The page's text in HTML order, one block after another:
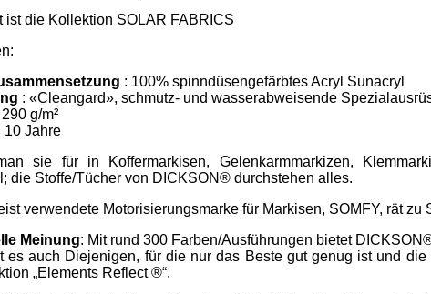
ist die Kollektion SOLAR FABRICS
: 100% spinndüsengefärbtes Acryl Sunacryl
: «Cleangard», schmutz- und wasserabweisende
g/m²
Jahre
sie für in Koffermarkisen, Gelenkarmmarkizen,
die Stoffe/Tücher von DICKSON® durchstehen alles.
verwendete Motorisierungsmarke für Markisen, SOMFY, rät zu
Meinung: Mit rund 300 Farben/Ausführungen bietet
es auch Diejenigen, für die nur das Beste gut genug ist und
„Elements Reflect ®“.